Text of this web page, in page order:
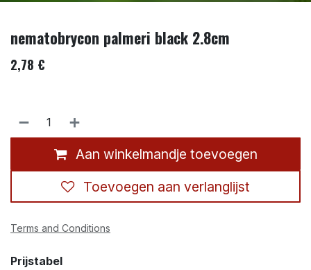
nematobrycon palmeri black 2.8cm
2,78 €
Aan winkelmandje toevoegen
Toevoegen aan verlanglijst
Terms and Conditions
Prijstabel